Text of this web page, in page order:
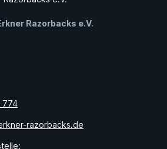
Razorbacks e.V.
774
razorbacks.de